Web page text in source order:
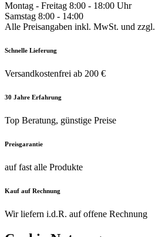
Montag - Freitag 8:00 - 18:00 Uhr
Samstag 8:00 - 14:00
Alle Preisangaben inkl. MwSt. und zzgl.
Schnelle Lieferung
Versandkostenfrei ab 200 €
30 Jahre Erfahrung
Top Beratung, günstige Preise
Preisgarantie
auf fast alle Produkte
Kauf auf Rechnung
Wir liefern i.d.R. auf offene Rechnung